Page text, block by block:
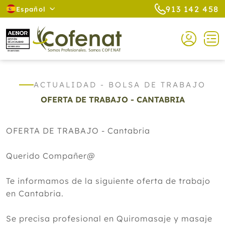
Español 913 142 458
ACTUALIDAD - BOLSA DE TRABAJO
OFERTA DE TRABAJO - CANTABRIA
OFERTA DE TRABAJO - Cantabria
Querido Compañer@
Te informamos de la siguiente oferta de trabajo
en Cantabria.
Se precisa profesional en Quiromasaje y masaje